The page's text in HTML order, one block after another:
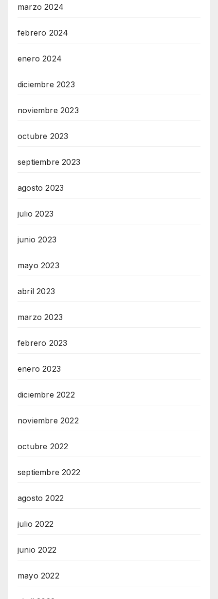
marzo 2024
febrero 2024
enero 2024
diciembre 2023
noviembre 2023
octubre 2023
septiembre 2023
agosto 2023
julio 2023
junio 2023
mayo 2023
abril 2023
marzo 2023
febrero 2023
enero 2023
diciembre 2022
noviembre 2022
octubre 2022
septiembre 2022
agosto 2022
julio 2022
junio 2022
mayo 2022